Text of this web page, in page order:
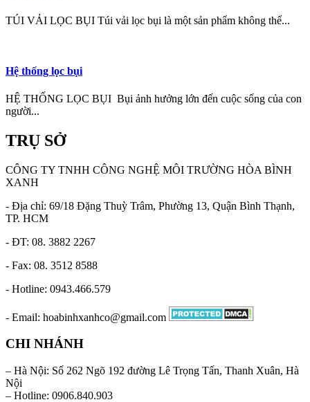
TÚI VẢI LỌC BỤI Túi vải lọc bụi là một sản phẩm không thể...
Hệ thống lọc bụi
HỆ THỐNG LỌC BỤI Bụi ảnh hưởng lớn đến cuộc sống của con
người...
TRỤ SỞ
CÔNG TY TNHH CÔNG NGHỆ MÔI TRƯỜNG HÒA BÌNH
XANH
- Địa chỉ: 69/18 Đặng Thuỳ Trâm, Phường 13, Quận Bình Thạnh,
TP. HCM
- ĐT: 08. 3882 2267
- Fax: 08. 3512 8588
- Hotline: 0943.466.579
- Email: hoabinhxanhco@gmail.com
CHI NHÁNH
– Hà Nội: Số 262 Ngõ 192 đường Lê Trọng Tấn, Thanh Xuân, Hà
Nội
– Hotline: 0906.840.903